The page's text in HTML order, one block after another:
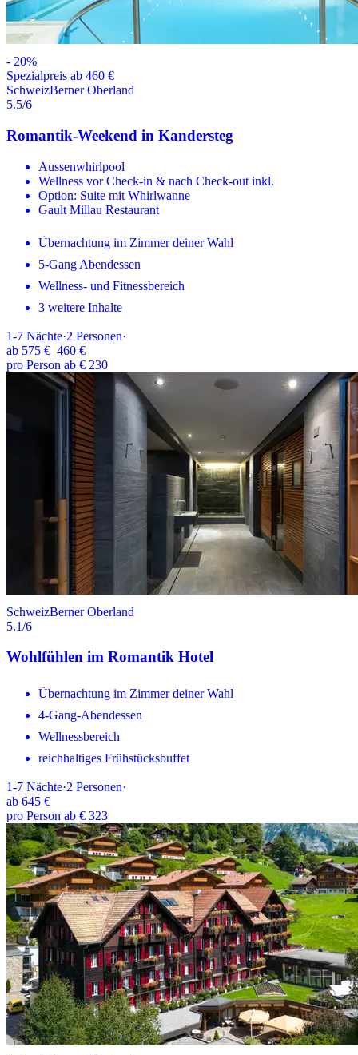
- 20%
Spezialpreis ab 460 €
SchweizBerner Oberland
5.5/6
Romantik-Weekend in Kandersteg
Aussenwhirlpool
Wellness vor Check-in & nach Check-out inkl.
Option: Suite mit Whirlwanne
Gault Millau Restaurant
Übernachtung im Zimmer deiner Wahl
5-Gang Abendessen
Wellness- und Fitnessbereich
3 weitere Inhalte
1-7 Nächte·2 Personen·
ab 575 € 460 €
pro Person ab € 230
SchweizBerner Oberland
5.1/6
Wohlfühlen im Romantik Hotel
Übernachtung im Zimmer deiner Wahl
4-Gang-Abendessen
Wellnessbereich
reichhaltiges Frühstücksbuffet
1-7 Nächte·2 Personen·
ab 645 €
pro Person ab € 323